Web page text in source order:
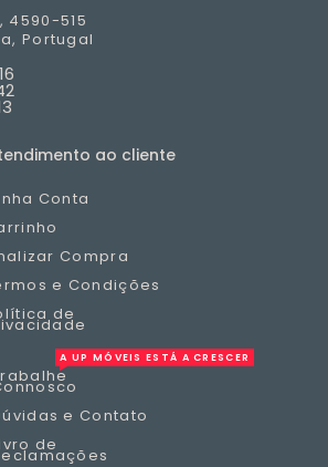
4590-515
Portugal
ao cliente
Conta
Compra
e Condições
de
A UP MÓVEIS ESTÁ A CRESCER
e Contato
de